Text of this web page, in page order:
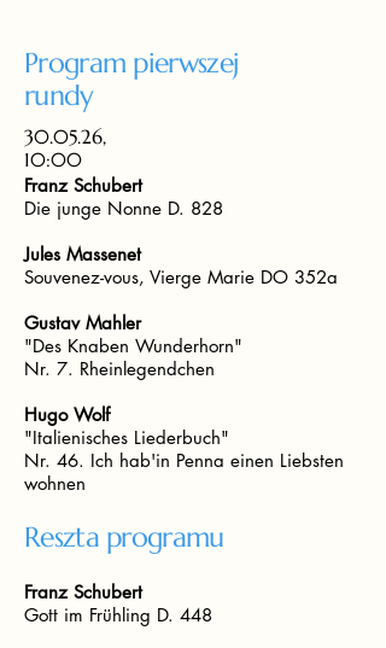
Program pierwszej
rundy
Franz Schubert
Die junge Nonne D. 828
Jules Massenet
Souvenez-vous, Vierge Marie DO 352a
Gustav Mahler
"Des Knaben Wunderhorn"
Nr. 7. Rheinlegendchen
Hugo Wolf
"Italienisches Liederbuch"
Nr. 46. Ich hab'in Penna einen Liebsten
wohnen
30.05.26,
10:00
Reszta programu
Franz Schubert
Gott im Frühling D. 448